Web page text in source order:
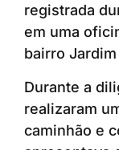
registrada
em uma
bairro
Durante a
realizaram
caminhão e